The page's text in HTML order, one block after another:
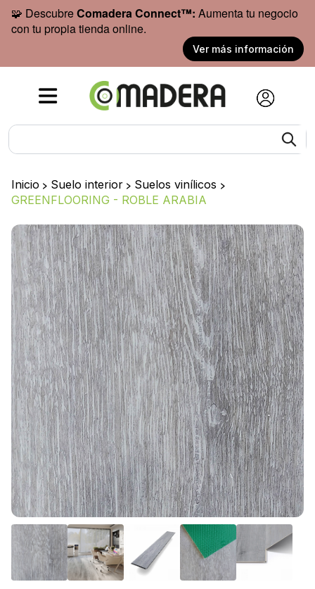
🧩 DescubreComadera Connect™: Aumenta tu negocio
con tu propia tienda online.
Ver más información
Inicio > Suelo interior > Suelos vinílicos >
GREENFLOORING - ROBLE ARABIA